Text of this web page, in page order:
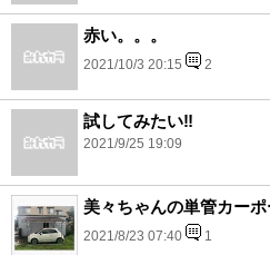
赤い。。。
2021/10/3 20:15 2
試してみたい‼️
2021/9/25 19:09
美々ちゃんの単管カーポ
2021/8/23 07:40 1